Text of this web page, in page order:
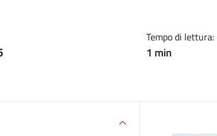
Tempo di lettura:
1 min